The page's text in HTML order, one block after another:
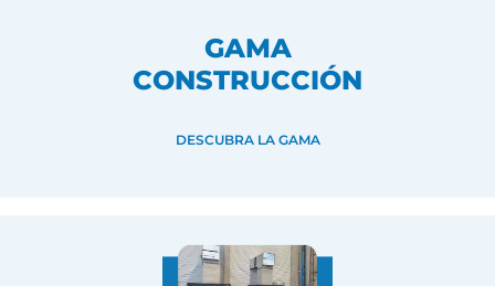
GAMA
CONSTRUCCIÓN
DESCUBRA LA GAMA